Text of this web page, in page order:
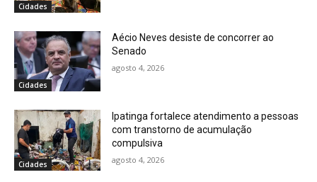
Cidades
Cidades
Aécio Neves desiste de concorrer ao
Senado
agosto 4, 2026
Cidades
Ipatinga fortalece atendimento a pessoas
com transtorno de acumulação
compulsiva
agosto 4, 2026